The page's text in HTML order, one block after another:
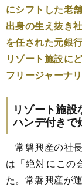
にシフトした老
出身の生え抜き
を任された元銀
リゾート施設に
フリージャーナ
リゾート施設
ハンデ付きで
常磐興産の社
は「絶対にこの
た。常磐興産が